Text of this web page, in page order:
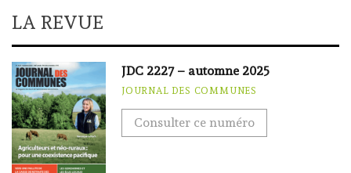
LA REVUE
JDC 2227 – automne 2025
JOURNAL DES COMMUNES
Consulter ce numéro